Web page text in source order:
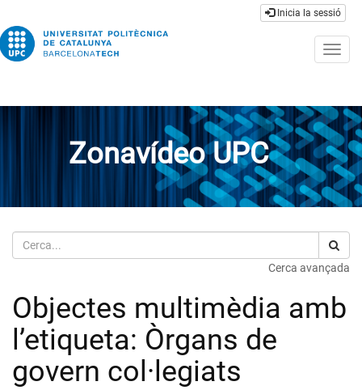
Inicia la sessió
Zonavídeo UPC
Cerca
Cerca avançada
Objectes multimèdia amb
l’etiqueta: Òrgans de
govern col·legiats